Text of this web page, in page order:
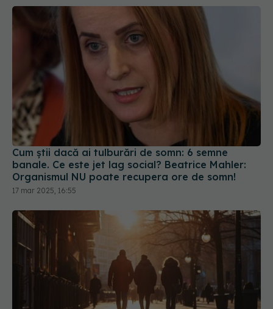
Cum știi dacă ai tulburări de somn: 6 semne
banale. Ce este jet lag social? Beatrice Mahler:
Organismul NU poate recupera ore de somn!
17 mar 2025, 16:55